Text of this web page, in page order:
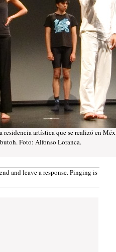
artística que se realizó en
Foto: Alfonso Loranca.
and leave a response. Pinging is